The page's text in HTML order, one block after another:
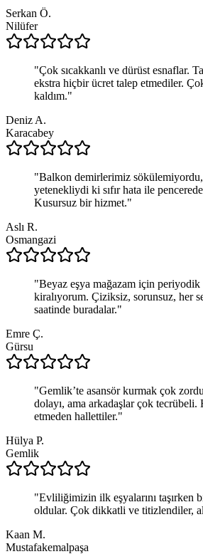
Serkan Ö.
Nilüfer
"Çok sıcakkanlı ve dürüst esnaflar.
ekstra hiçbir ücret talep etmediler.
kaldım."
Deniz A.
Karacabey
"Balkon demirlerimiz
yetenekliydi ki sıfır hata ile
Kusursuz bir hizmet."
Aslı R.
Osmangazi
"Beyaz eşya mağazam için periyodik
kiralıyorum. Çiziksiz, sorunsuz, her
saatinde buradalar."
Emre Ç.
Gürsu
"Gemlik’te asansör kurmak çok
dolayı, ama arkadaşlar çok tecrübeli.
etmeden hallettiler."
Hülya P.
Gemlik
"Evliliğimizin ilk eşyalarını taşırken
oldular. Çok dikkatli ve titizlendiler,
Kaan M.
Mustafakemalpaşa